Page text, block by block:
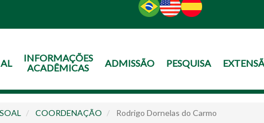
CONTEÚDO
INFORMAÇÕES
ACADÊMICAS
ADMISSÃO PESQUISA
COORDENAÇÃO Rodrigo Dornelas do Carmo